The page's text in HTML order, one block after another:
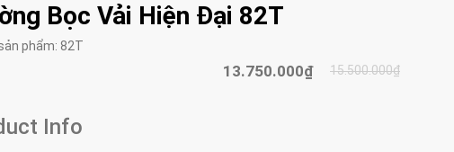
Bọc Vải Hiện Đại 82T
phẩm: 82T
13.750.000₫ 15.500.000₫
Info